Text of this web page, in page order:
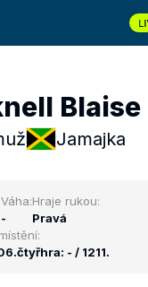
Blaise
Jamajka
Váha:
-
Hraje rukou:
Pravá
čtyřhra: - / 1211.